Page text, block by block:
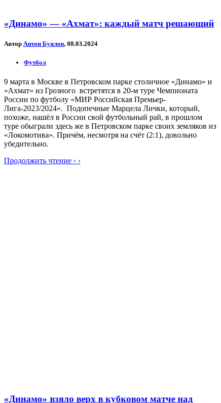
«Динамо» — «Ахмат»: каждый матч решающий
Автор Антон Буялов, 08.03.2024
Футбол
9 марта в Москве в Петровском парке столичное «Динамо» и
«Ахмат» из Грозного встретятся в 20-м туре Чемпионата
России по футболу «МИР Российская Премьер-
Лига-2023/2024». Подопечные Марцела Лички, который,
похоже, нашёл в России свой футбольный рай, в прошлом
туре обыграли здесь же в Петровском парке своих земляков из
«Локомотива». Причём, несмотря на счёт (2:1), довольно
убедительно.
Продолжить чтение › ›
«Динамо» взяло верх в кубковом матче над